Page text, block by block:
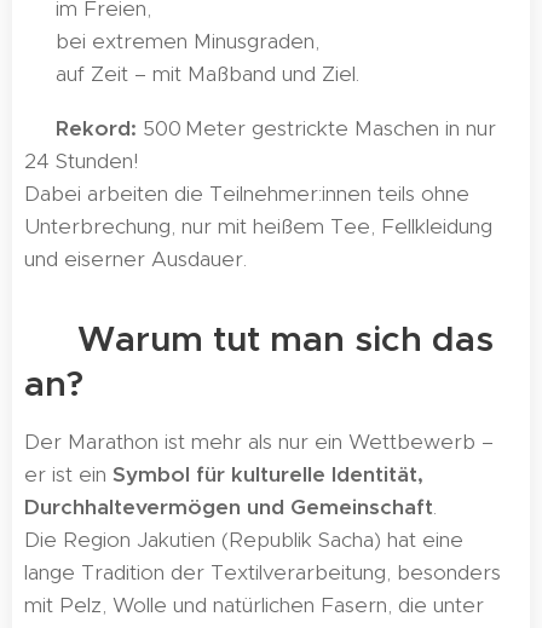
🔹 im Freien,
🔹 bei extremen Minusgraden,
🔹 auf Zeit – mit Maßband und Ziel.
Rekord: 500 Meter gestrickte Maschen in nur
24 Stunden!
Dabei arbeiten die Teilnehmer:innen teils ohne
Unterbrechung, nur mit heißem Tee, Fellkleidung
und eiserner Ausdauer.
🧊 Warum tut man sich das
an?
Der Marathon ist mehr als nur ein Wettbewerb –
er ist ein Symbol für kulturelle Identität,
Durchhaltevermögen und Gemeinschaft.
Die Region Jakutien (Republik Sacha) hat eine
lange Tradition der Textilverarbeitung, besonders
mit Pelz, Wolle und natürlichen Fasern, die unter